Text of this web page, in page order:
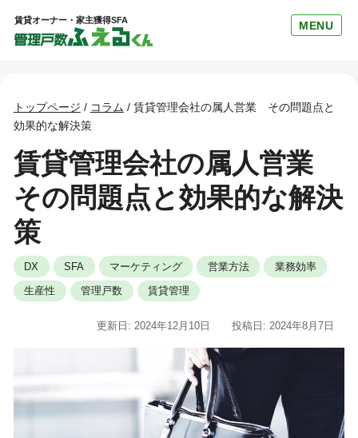
賃貸オーナー・家主獲得SFA MENU
トップページ / コラム / 賃貸管理会社の属人営業 その問題点と
効果的な解決策
賃貸管理会社の属人営業
その問題点と効果的な解決
策
DX SFA マーケティング 営業方法 業務効率
生産性 管理戸数 賃貸管理
投稿日: 2024年8月7日
更新日: 2024年12月10日